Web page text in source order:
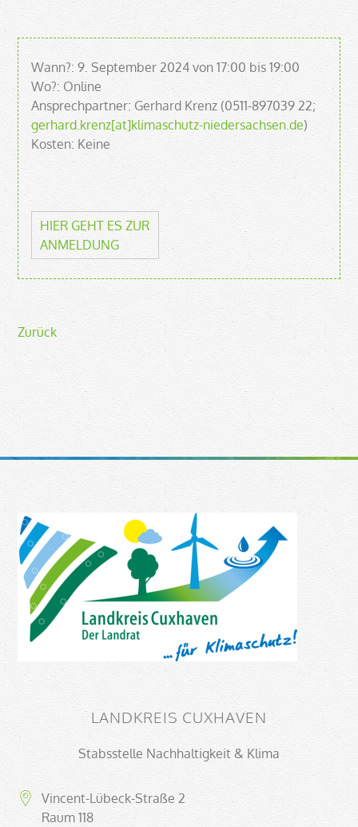
Wann?: 9. September 2024 von 17:00 bis 19:00
Wo?: Online
Ansprechpartner: Gerhard Krenz (0511-897039 22;
gerhard.krenz[at]klimaschutz-niedersachsen.de)
Kosten: Keine
HIER GEHT ES ZUR
ANMELDUNG
Zurück
LANDKREIS CUXHAVEN
Stabsstelle Nachhaltigkeit & Klima
Vincent-Lübeck-Straße 2
Raum 118